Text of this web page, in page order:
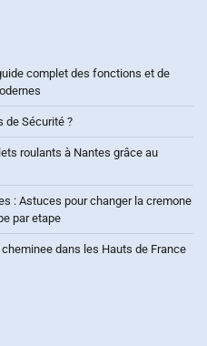
complet des fonctions et de
de Sécurité ?
roulants à Nantes grâce au
: Astuces pour changer la cremone
par etape
dans les Hauts de France